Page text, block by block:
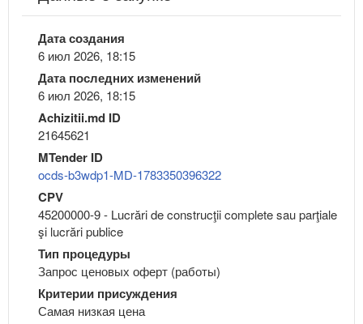
Дата создания
6 июл 2026, 18:15
Дата последних изменений
6 июл 2026, 18:15
Achizitii.md ID
21645621
MTender ID
ocds-b3wdp1-MD-1783350396322
CPV
45200000-9 - Lucrări de construcţii complete sau parţiale
şi lucrări publice
Тип процедуры
Запрос ценовых оферт (работы)
Критерии присуждения
Самая низкая цена